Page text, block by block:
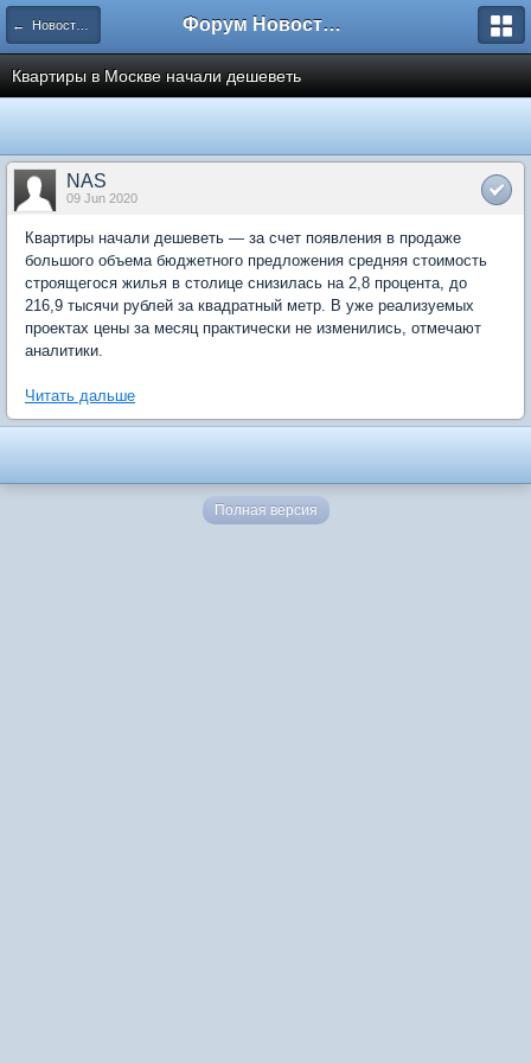
← Новости рынка недвижимости Форум Новостройки
Квартиры в Москве начали дешеветь
NAS
09 Jun 2020
Квартиры начали дешеветь — за счет появления в продаже
большого объема бюджетного предложения средняя стоимость
строящегося жилья в столице снизилась на 2,8 процента, до
216,9 тысячи рублей за квадратный метр. В уже реализуемых
проектах цены за месяц практически не изменились, отмечают
аналитики.
Читать дальше
Полная версия